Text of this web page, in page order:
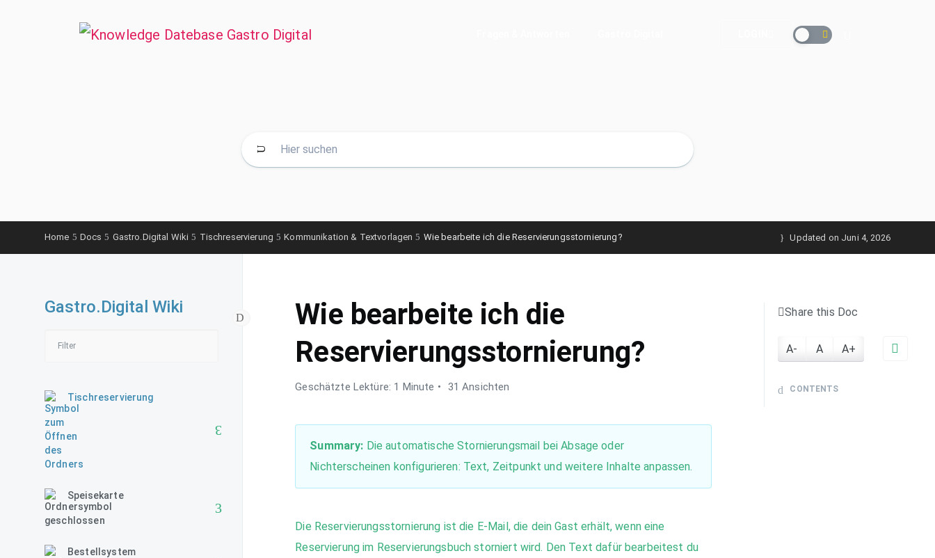
Home Docs Gastro.Digital Wiki Tischreservierung Kommunikation & Textvorlagen Wie bearbeite ich die Reservierungsstornierung? Updated on Juni 4, 2026
Gastro.Digital Wiki
Tischreservierung
Speisekarte
Bestellsystem
Wie bearbeite ich die
Reservierungsstornierung?
Geschätzte Lektüre: 1 Minute 31 Ansichten
Summary: Die automatische Stornierungsmail bei Absage oder
Nichterscheinen konfigurieren: Text, Zeitpunkt und weitere Inhalte anpassen.
Die Reservierungsstornierung ist die E-Mail, die dein Gast erhält, wenn eine
Reservierung im Reservierungsbuch storniert wird. Den Text dafür bearbeitest du
Share this Doc
A- A A+
CONTENTS